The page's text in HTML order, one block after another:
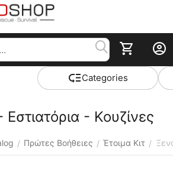
Сategories
- Κουζίνες
/ Πρώτες Βοήθειες / Έτοιμα Κιτ /